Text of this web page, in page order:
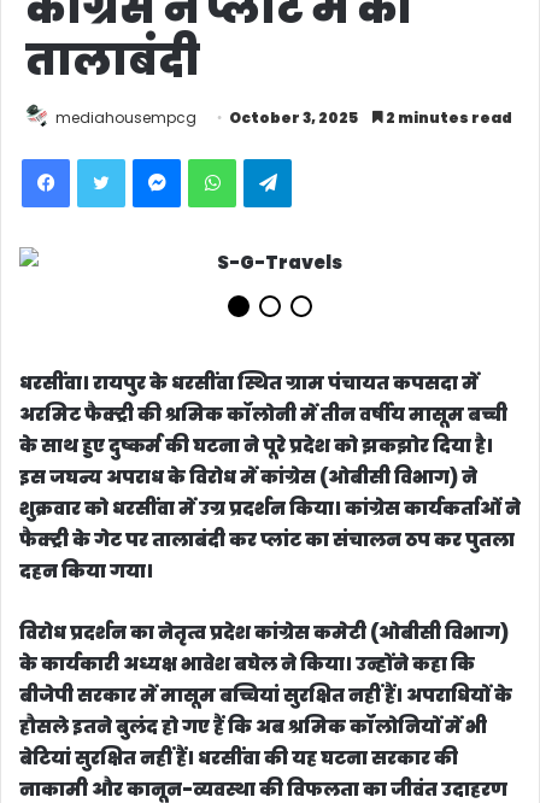
तालाबंदी
mediahousempcg October 3, 2025 2 minutes read
Facebook Twitter Messenger WhatsApp
धरसींवा। रायपुर के धरसींवा स्थित ग्राम पंचायत कपसदा में
अरमिट फैक्ट्री की श्रमिक कॉलोनी में तीन वर्षीय मासूम बच्ची
के साथ हुए दुष्कर्म की घटना ने पूरे प्रदेश को झकझोर दिया है।
इस जघन्य अपराध के विरोध में कांग्रेस (ओबीसी विभाग) ने
शुक्रवार को धरसींवा में उग्र प्रदर्शन किया। कांग्रेस कार्यकर्ताओं ने
फैक्ट्री के गेट पर तालाबंदी कर प्लांट का संचालन ठप कर पुतला
दहन किया गया।
विरोध प्रदर्शन का नेतृत्व प्रदेश कांग्रेस कमेटी (ओबीसी विभाग)
के कार्यकारी अध्यक्ष भावेश बघेल ने किया। उन्होंने कहा कि
बीजेपी सरकार में मासूम बच्चियां सुरक्षित नहीं हैं। अपराधियों के
हौसले इतने बुलंद हो गए हैं कि अब श्रमिक कॉलोनियों में भी
बेटियां सुरक्षित नहीं हैं। धरसींवा की यह घटना सरकार की
नाकामी और कानून-व्यवस्था की विफलता का जीवंत उदाहरण